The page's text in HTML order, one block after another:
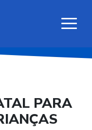
PARA